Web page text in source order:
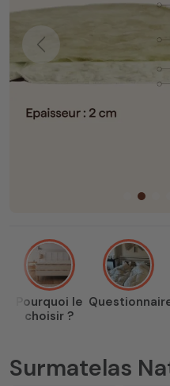
Previous
Pourquoi le
choisir ?
Surmatelas